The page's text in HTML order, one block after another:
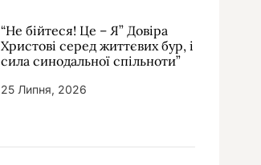
“Не бійтеся! Це – Я” Довіра
Христові серед життєвих бур, і
сила синодальної спільноти”
25 Липня, 2026